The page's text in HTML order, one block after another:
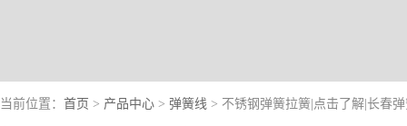
当前位置： 首页 > 产品中心 > 弹簧线 > 不锈钢弹簧拉簧|点击了解|长春